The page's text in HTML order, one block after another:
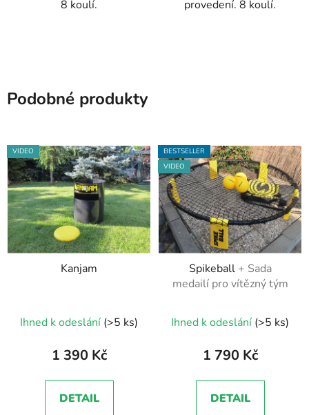
8 koulí. provedení. 8 koulí.
Podobné produkty
VIDEO
Kanjam
hodnocení
produktu
5,0
z
Ihned k odeslání (>5 ks)
1 390 Kč
DETAIL
BESTSELLER
VIDEO
Spikeball + Sada
medailí pro vítězný tým
hodnocení
produktu
5,0
z
Ihned k odeslání (>5 ks)
1 790 Kč
DETAIL